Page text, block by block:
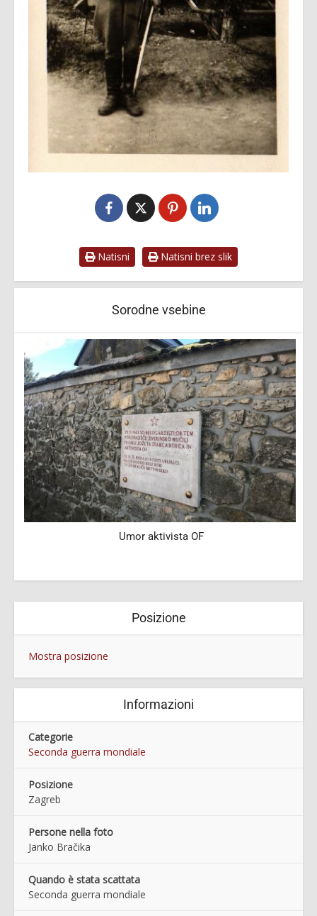
Natisni Natisni brez slik
Sorodne vsebine
Umor aktivista OF
Posizione
Mostra posizione
Informazioni
Categorie
Seconda guerra mondiale
Posizione
Zagreb
Persone nella foto
Janko Bračika
Quando è stata scattata
Seconda guerra mondiale